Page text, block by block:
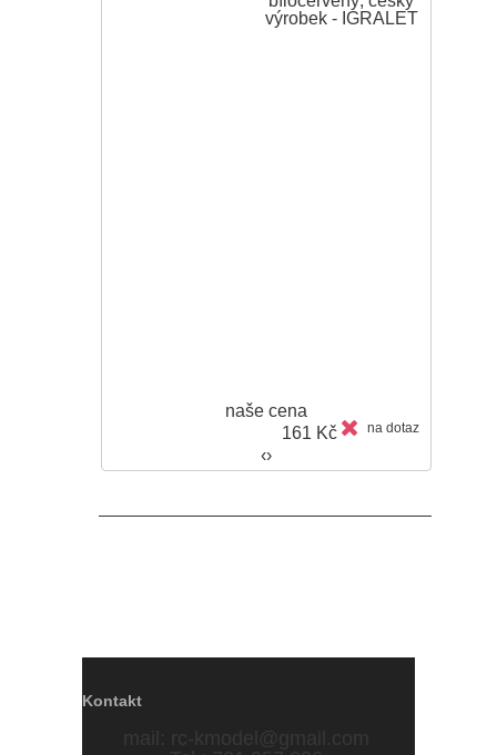
výrobek - IGRALET
naše cena
161 Kč
na dotaz
‹›
Kontakt